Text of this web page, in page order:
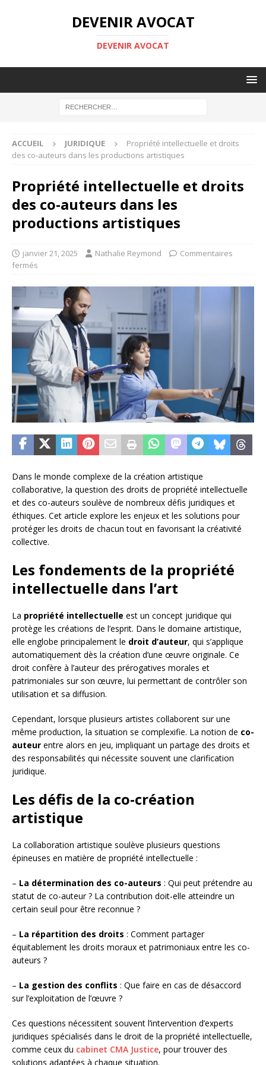
DEVENIR AVOCAT
DEVENIR AVOCAT
ACCUEIL JURIDIQUE
Propriété intellectuelle et droits
des co-auteurs dans les productions artistiques
Propriété intellectuelle et droits
des co-auteurs dans les
productions artistiques
janvier 21, 2025 Nathalie Reymond
Commentaires
fermés
Dans le monde complexe de la création artistique
collaborative, la question des droits de propriété intellectuelle
et des co-auteurs soulève de nombreux défis juridiques et
éthiques. Cet article explore les enjeux et les solutions pour
protéger les droits de chacun tout en favorisant la créativité
collective.
Les fondements de la propriété
intellectuelle dans l’art
La propriété intellectuelle est un concept juridique qui
protège les créations de l’esprit. Dans le domaine artistique,
elle englobe principalement le droit d’auteur, qui s’applique
automatiquement dès la création d’une œuvre originale. Ce
droit confère à l’auteur des prérogatives morales et
patrimoniales sur son œuvre, lui permettant de contrôler son
utilisation et sa diffusion.
Cependant, lorsque plusieurs artistes collaborent sur une
même production, la situation se complexifie. La notion de co-
auteur entre alors en jeu, impliquant un partage des droits et
des responsabilités qui nécessite souvent une clarification
juridique.
Les défis de la co-création
artistique
La collaboration artistique soulève plusieurs questions
épineuses en matière de propriété intellectuelle :
– La détermination des co-auteurs : Qui peut prétendre au
statut de co-auteur ? La contribution doit-elle atteindre un
certain seuil pour être reconnue ?
– La répartition des droits : Comment partager
équitablement les droits moraux et patrimoniaux entre les co-
auteurs ?
– La gestion des conflits : Que faire en cas de désaccord
sur l’exploitation de l’œuvre ?
Ces questions nécessitent souvent l’intervention d’experts
juridiques spécialisés dans le droit de la propriété intellectuelle,
comme ceux du cabinet CMA Justice, pour trouver des
solutions adaptées à chaque situation.